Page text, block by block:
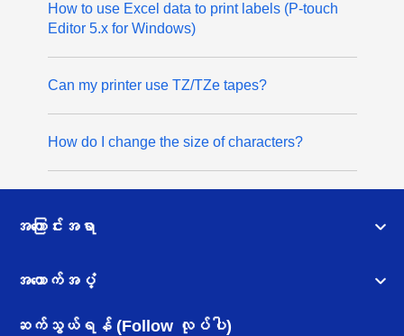
How to use Excel data to print labels (P-touch
Editor 5.x for Windows)
Can my printer use TZ/TZe tapes?
How do I change the size of characters?
အကြောင်းအရာ
အထောက်အပံ့
ဆက်သွယ်ရန် (Follow လုပ်ပါ)